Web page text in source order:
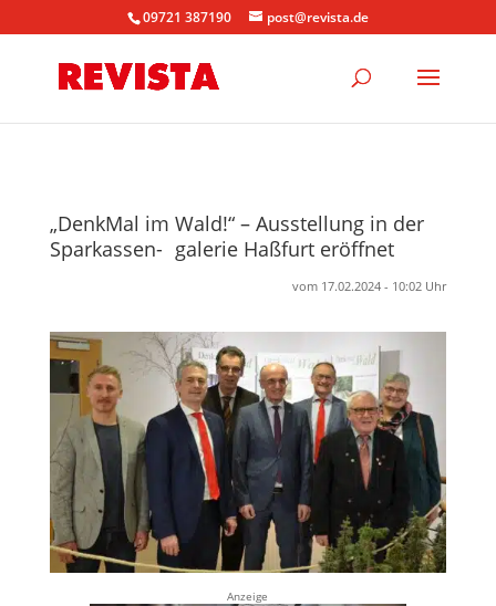
09721 387190 post@revista.de
„DenkMal im Wald!“ – Ausstellung in der
Sparkassen- galerie Haßfurt eröffnet
vom 17.02.2024 - 10:02 Uhr
Anzeige